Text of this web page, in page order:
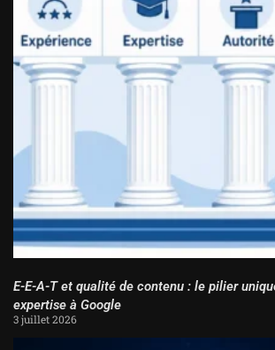
E-E-A-T et qualité de contenu : le pilier
expertise à Google
3 juillet 2026